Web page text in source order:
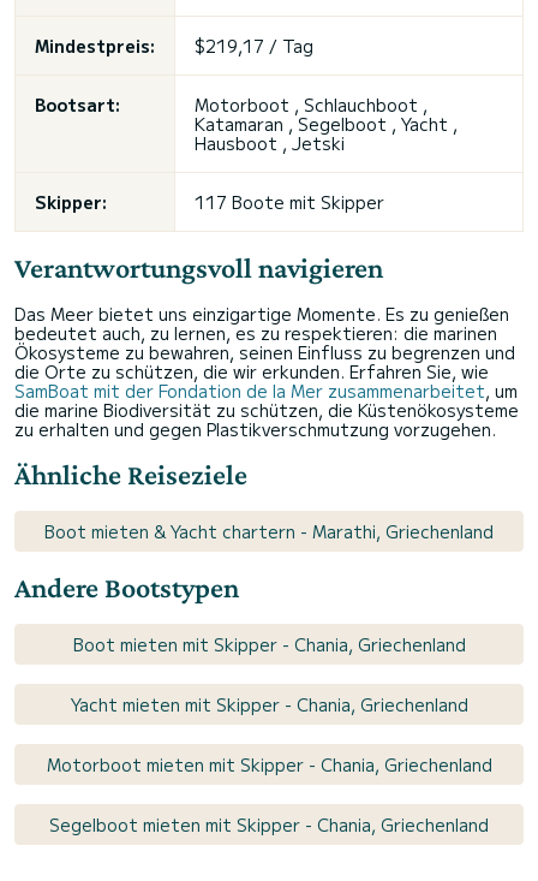
Mindestpreis: $219,17 / Tag
Bootsart:
Motorboot , Schlauchboot ,
Katamaran , Segelboot , Yacht ,
Hausboot , Jetski
Skipper: 117 Boote mit Skipper
Verantwortungsvoll navigieren
Das Meer bietet uns einzigartige Momente. Es zu genießen
bedeutet auch, zu lernen, es zu respektieren: die marinen
Ökosysteme zu bewahren, seinen Einfluss zu begrenzen und
die Orte zu schützen, die wir erkunden. Erfahren Sie, wie
SamBoat mit der Fondation de la Mer zusammenarbeitet, um
die marine Biodiversität zu schützen, die Küstenökosysteme
zu erhalten und gegen Plastikverschmutzung vorzugehen.
Ähnliche Reiseziele
Boot mieten & Yacht chartern - Marathi, Griechenland
Andere Bootstypen
Boot mieten mit Skipper - Chania, Griechenland
Yacht mieten mit Skipper - Chania, Griechenland
Motorboot mieten mit Skipper - Chania, Griechenland
Segelboot mieten mit Skipper - Chania, Griechenland